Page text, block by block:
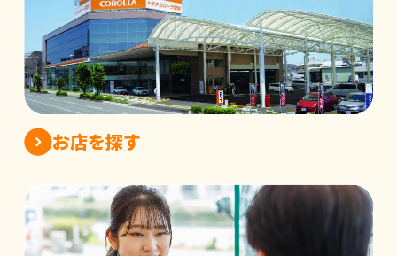
お店を探す